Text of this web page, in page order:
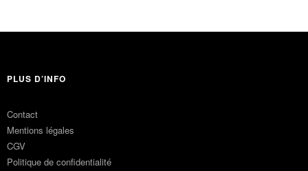
PLUS D’INFO
Contact
Mentions légales
CGV
Politique de confidentialité